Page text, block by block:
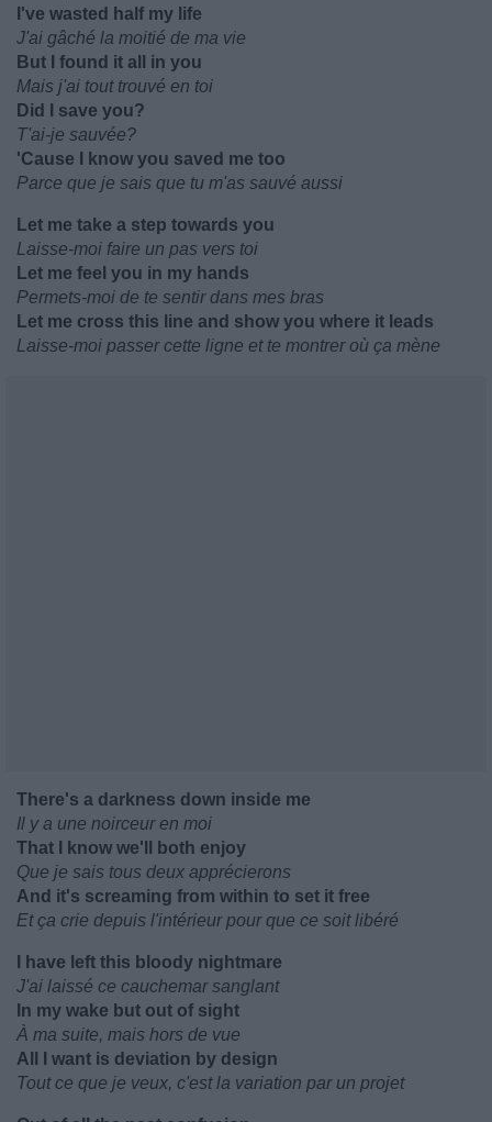
I've wasted half my life
J'ai gâché la moitié de ma vie
But I found it all in you
Mais j'ai tout trouvé en toi
Did I save you?
T'ai-je sauvée?
'Cause I know you saved me too
Parce que je sais que tu m'as sauvé aussi
Let me take a step towards you
Laisse-moi faire un pas vers toi
Let me feel you in my hands
Permets-moi de te sentir dans mes bras
Let me cross this line and show you where it leads
Laisse-moi passer cette ligne et te montrer où ça mène
There's a darkness down inside me
Il y a une noirceur en moi
That I know we'll both enjoy
Que je sais tous deux apprécierons
And it's screaming from within to set it free
Et ça crie depuis l'intérieur pour que ce soit libéré
I have left this bloody nightmare
J'ai laissé ce cauchemar sanglant
In my wake but out of sight
À ma suite, mais hors de vue
All I want is deviation by design
Tout ce que je veux, c'est la variation par un projet